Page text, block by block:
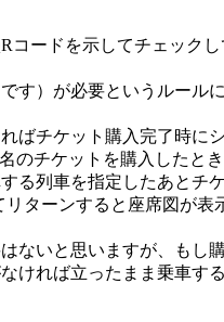
コードを示してチェック
す）が必要というルール
チケット購入完了時に
のチケットを購入したと
る列車を指定したあとチ
ターンすると座席図が
ないと思いますが、もし
ければ立ったまま乗車す